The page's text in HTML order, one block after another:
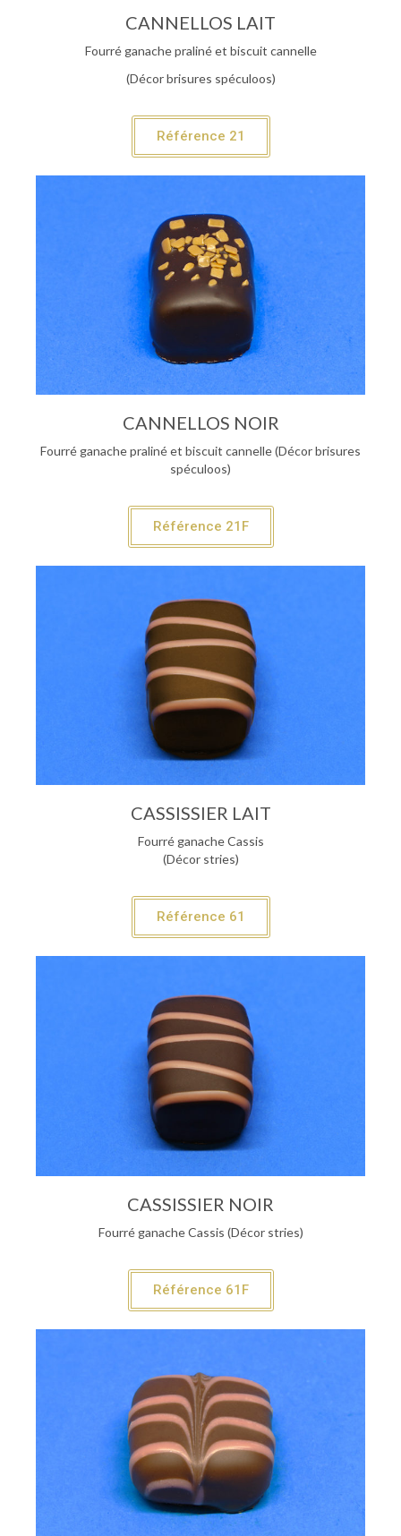
CANNELLOS LAIT
Fourré ganache praliné et biscuit cannelle
(Décor brisures spéculoos)
Référence 21
CANNELLOS NOIR
Fourré ganache praliné et biscuit cannelle (Décor brisures
spéculoos)
Référence 21F
CASSISSIER LAIT
Fourré ganache Cassis
(Décor stries)
Référence 61
CASSISSIER NOIR
Fourré ganache Cassis (Décor stries)
Référence 61F